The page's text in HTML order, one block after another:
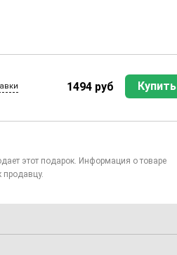
1494 руб Купить
этот подарок. Информация о товаре
продавцу.